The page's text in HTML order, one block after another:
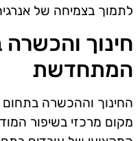
לתמוך בצמיחה של
חינוך
המתחדשת
החינוך וההכשרה
מקום מרכזי בשיפור